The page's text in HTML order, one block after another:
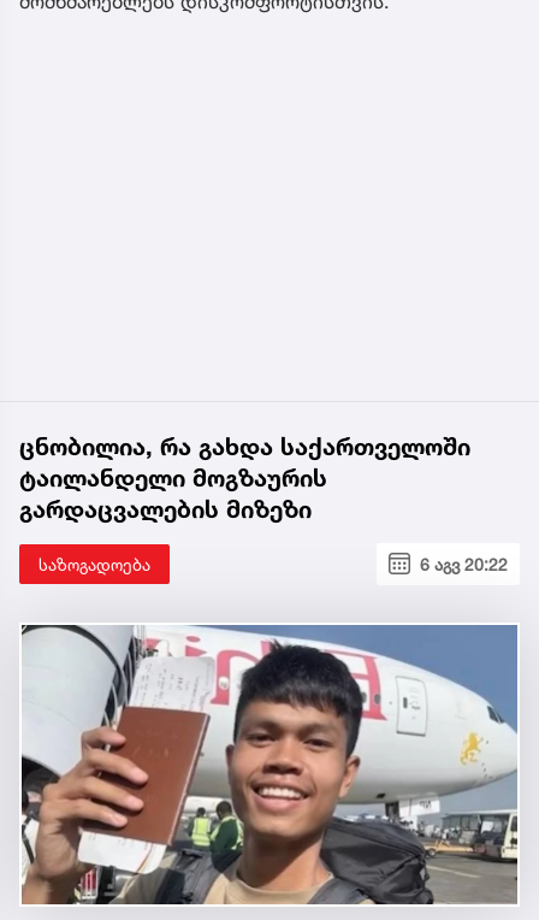
ცნობილია, რა გახდა საქართველოში
ტაილანდელი მოგზაურის
გარდაცვალების მიზეზი
საზოგადოება 6 აგვ 20:22